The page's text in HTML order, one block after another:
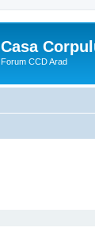
Casa
Forum CCD Arad